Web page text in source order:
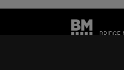
BRIDGE